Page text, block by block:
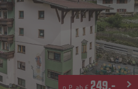
249.-